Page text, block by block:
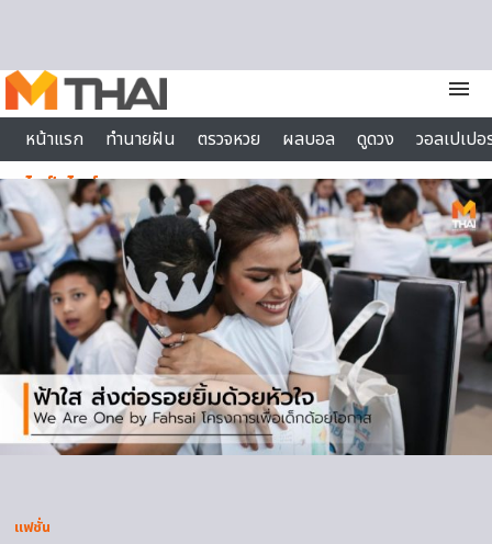
menu
หน้าแรก
ทำนายฝัน ตรวจหวย ผลบอล ดูดวง
วอลเปเป
ไลฟ์สไตล์
แฟชั่น